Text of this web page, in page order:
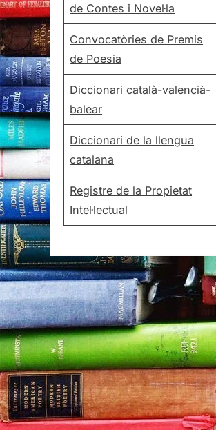
de Contes i Novel·la
Convocatòries de Premis
de Poesia
Diccionari català-valencià-
balear
Diccionari de la llengua
catalana
Registre de la Propietat
Intel·lectual